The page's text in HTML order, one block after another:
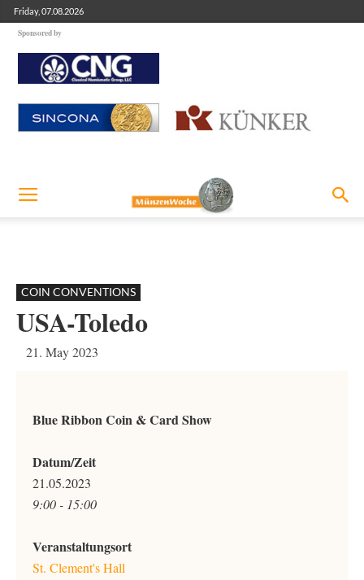
Friday, 07.08.2026
Sponsored by
COIN CONVENTIONS
USA-Toledo
21. May 2023
Blue Ribbon Coin & Card Show
Datum/Zeit
21.05.2023
9:00 - 15:00
Veranstaltungsort
St. Clement's Hall